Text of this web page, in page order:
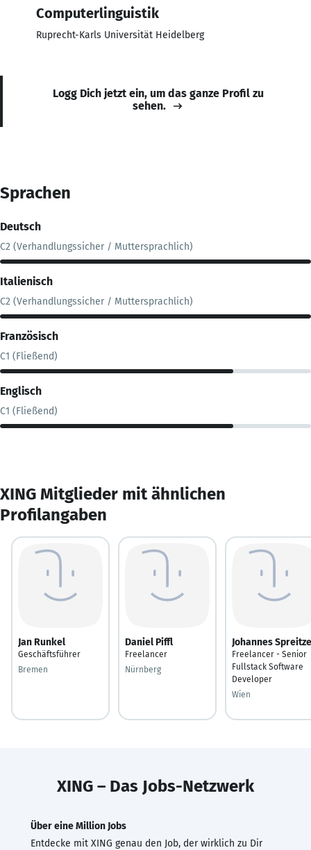
Computerlinguistik
Ruprecht-Karls Universität Heidelberg
Logg Dich jetzt ein, um das ganze Profil zu
sehen.
Sprachen
Deutsch
C2 (Verhandlungssicher / Muttersprachlich)
Italienisch
C2 (Verhandlungssicher / Muttersprachlich)
Französisch
C1 (Fließend)
Englisch
C1 (Fließend)
XING Mitglieder mit ähnlichen
Profilangaben
Jan Runkel
Geschäftsführer
Bremen
Daniel Piffl
Freelancer
Nürnberg
Johannes
Freelancer - Senior
Fullstack Software
Developer
Wien
XING – Das Jobs-Netzwerk
Über eine Million Jobs
Entdecke mit XING genau den Job, der wirklich zu Dir